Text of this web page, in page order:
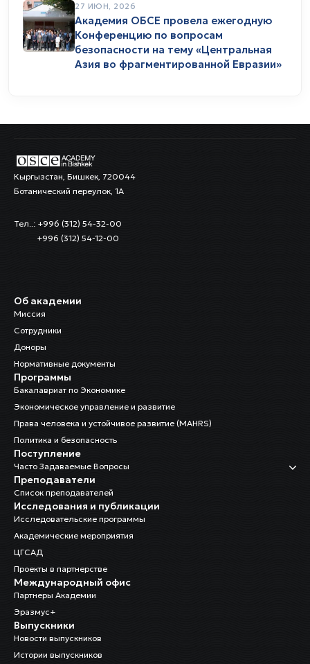
27 ИЮН, 2026
Академия ОБСЕ провела ежегодную
Конференцию по вопросам
безопасности на тему «Центральная
Азия во фрагментированной Евразии»
Кыргызстан, Бишкек, 720044
Ботанический переулок, 1А
Тел..: +996 (312) 54-32-00
+996 (312) 54-12-00
Об академии
Миссия
Сотрудники
Доноры
Нормативные документы
Программы
Бакалавриат по Экономике
Экономическое управление и развитие
Права человека и устойчивое развитие (MAHRS)
Политика и безопасность
Поступление
Часто Задаваемые Вопросы
Преподаватели
Список преподавателей
Исследования и публикации
Исследовательские программы
Академические мероприятия
ЦГСАД
Проекты в партнерстве
Международный офис
Партнеры Академии
Эразмус+
Выпускники
Новости выпускников
Истории выпускников